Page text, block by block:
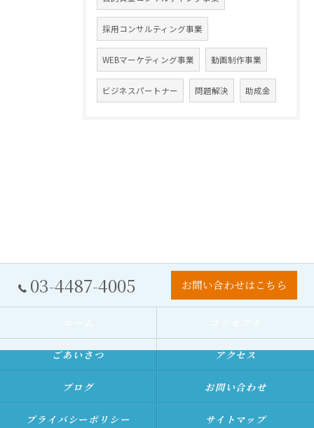
採用コンサルティング事業
WEBマーケティング事業 動画制作事業
ビジネスパートナー 問題解決 助成金
03-4487-4005 お問い合わせはこちら
ごあいさつ アクセス
ブログ お問い合わせ
プライバシーポリシー サイトマップ